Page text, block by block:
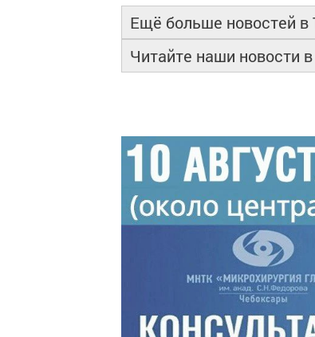
Ещё больше новостей в
Читайте наши новости